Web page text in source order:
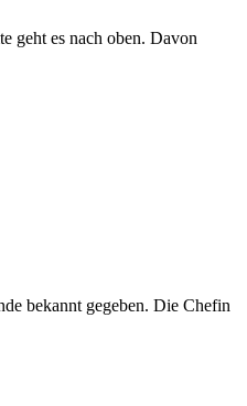
geht es nach oben. Davon
bekannt gegeben. Die Chefin